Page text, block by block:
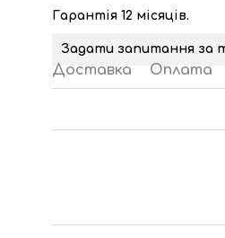
Гарантія 12 місяців.
Задати запитання за
Доставка Оплата